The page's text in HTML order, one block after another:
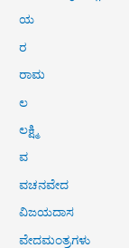
ಯ
ರ
ರಾಮ
ಲ
ಲಕ್ಷ್ಮಿ
ವ
ವಚನವೇದ
ವಿಜಯದಾಸ
ವೇದಮಂತ್ರಗಳು